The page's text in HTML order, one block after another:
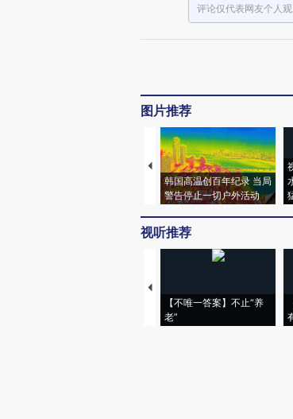
评论仅代表网友个人
图片推荐
韩国高温创百年纪录 当局
警告停止一切户外活动
视听推荐
【不唯一答案】不止“养
老”